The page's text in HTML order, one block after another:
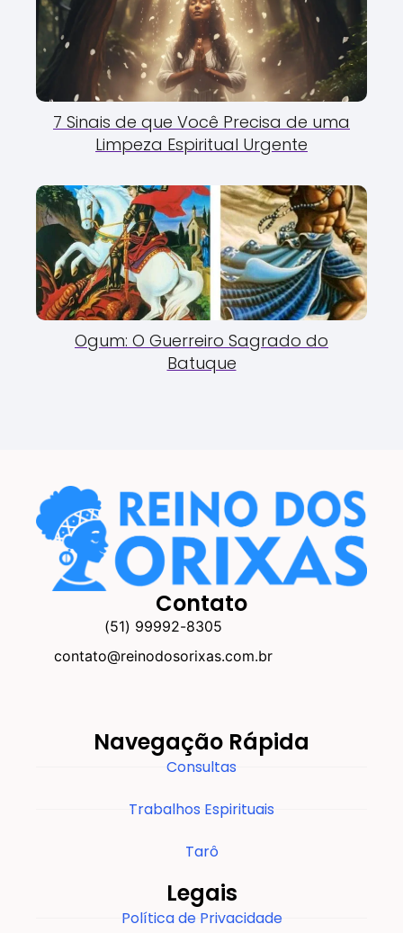
7 Sinais de que Você Precisa de uma
Limpeza Espiritual Urgente
Ogum: O Guerreiro Sagrado do
Batuque
Contato
(51) 99992-8305
contato@reinodosorixas.com.br
Navegação Rápida
Consultas
Trabalhos Espirituais
Tarô
Legais
Política de Privacidade